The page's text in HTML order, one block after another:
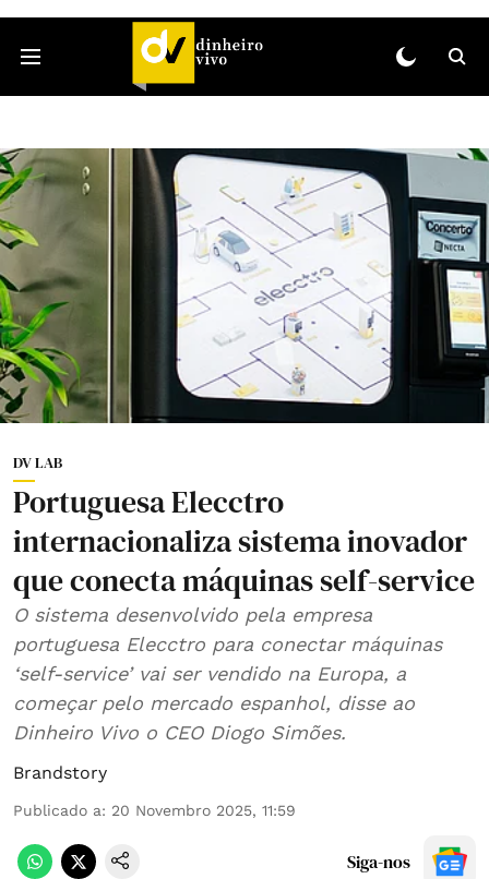
DV LAB
Portuguesa Elecctro
internacionaliza sistema inovador
que conecta máquinas self-service
O sistema desenvolvido pela empresa
portuguesa Elecctro para conectar máquinas
‘self-service’ vai ser vendido na Europa, a
começar pelo mercado espanhol, disse ao
Dinheiro Vivo o CEO Diogo Simões.
Brandstory
Publicado a: 20 Novembro 2025, 11:59
Siga-nos